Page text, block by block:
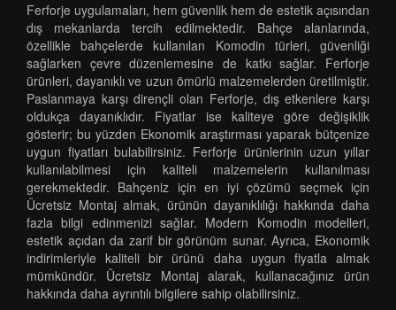
Ferforje uygulamaları, hem güvenlik hem de estetik açısından
dış mekanlarda tercih edilmektedir. Bahçe alanlarında,
özellikle bahçelerde kullanılan Komodin türleri, güvenliği
sağlarken çevre düzenlemesine de katkı sağlar. Ferforje
ürünleri, dayanıklı ve uzun ömürlü malzemelerden üretilmiştir.
Paslanmaya karşı dirençli olan Ferforje, dış etkenlere karşı
oldukça dayanıklıdır. Fiyatlar ise kaliteye göre değişiklik
gösterir; bu yüzden Ekonomik araştırması yaparak bütçenize
uygun fiyatları bulabilirsiniz. Ferforje ürünlerinin uzun yıllar
kullanılabilmesi için kaliteli malzemelerin kullanılması
gerekmektedir. Bahçeniz için en iyi çözümü seçmek için
Ücretsiz Montaj almak, ürünün dayanıklılığı hakkında daha
fazla bilgi edinmenizi sağlar. Modern Komodin modelleri,
estetik açıdan da zarif bir görünüm sunar. Ayrıca, Ekonomik
indirimleriyle kaliteli bir ürünü daha uygun fiyatla almak
mümkündür. Ücretsiz Montaj alarak, kullanacağınız ürün
hakkında daha ayrıntılı bilgilere sahip olabilirsiniz.